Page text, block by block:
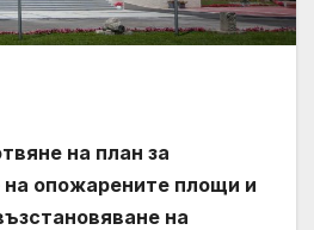
на план за
на опожарените площи и
на